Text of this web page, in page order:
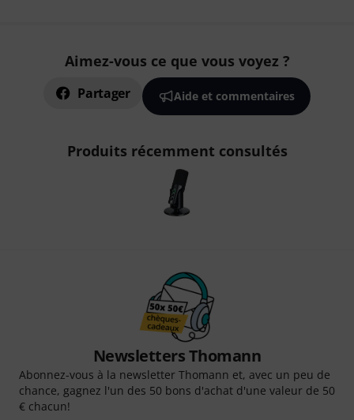
Aimez-vous ce que vous voyez ?
Partager Aide et commentaires
Produits récemment consultés
Newsletters Thomann
Abonnez-vous à la newsletter Thomann et, avec un peu de
chance, gagnez l'un des 50 bons d'achat d'une valeur de 50
€ chacun!